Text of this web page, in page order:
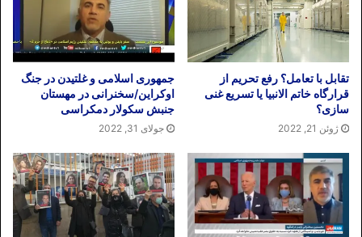
تقابل با تعامل؟ رفع تحریم از
قرارگاه خاتم الانبیا یا تسریع غنی
سازی؟
ژوئن 21, 2022
جمهوری اسلامی و غلتیدن در جنگ
اوکراین/سخنرانی در مهستان
جنبش سکولار دمکراسی
جولای 31, 2022